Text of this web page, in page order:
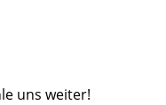
uns weiter!